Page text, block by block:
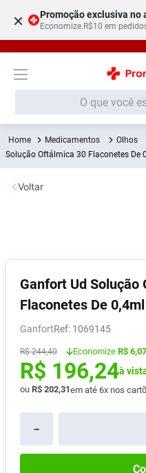
× Promoção exclusiva no
Economize R$10 em
O que você está buscando?
Medicamentos Olhos
Solução Oftálmica 30 Flaconetes De
Ganfort Ud Solução
Flaconetes De 0,4ml
Ganfort : 1069145
R$ 244,40 Economize R$ 6,07
R$ 196,24à
ou R$ 202,31em até 6x nos
－
Voltar
Termos mais
1º Fralda
2
5º Fralda G
6º Shampoo
7º Desodorante
8º Vitamina D
9 º Absorvente
10 Lavitan